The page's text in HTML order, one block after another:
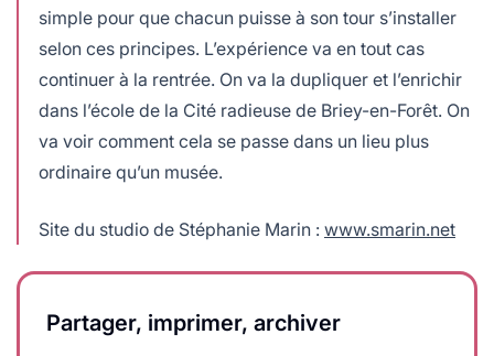
simple pour que chacun puisse à son tour s’installer
selon ces principes. L’expérience va en tout cas
continuer à la rentrée. On va la dupliquer et l’enrichir
dans l’école de la Cité radieuse de Briey-en-Forêt. On
va voir comment cela se passe dans un lieu plus
ordinaire qu’un musée.
Site du studio de Stéphanie Marin : www.smarin.net
Partager, imprimer, archiver